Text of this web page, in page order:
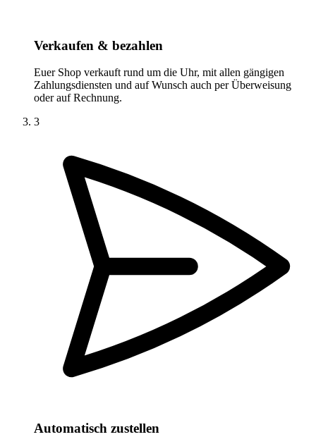
Verkaufen & bezahlen
Euer Shop verkauft rund um die Uhr, mit allen gängigen
Zahlungsdiensten und auf Wunsch auch per Überweisung
oder auf Rechnung.
3
Automatisch zustellen